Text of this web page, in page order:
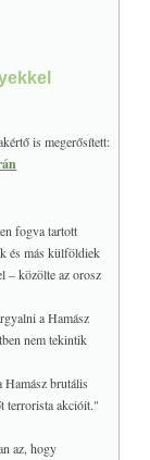
is megerősített:
fogva tartott
és más külföldiek
– közölte az orosz
a Hamász
nem tekintik
Hamász brutális
terrorista akcióit."
az, hogy